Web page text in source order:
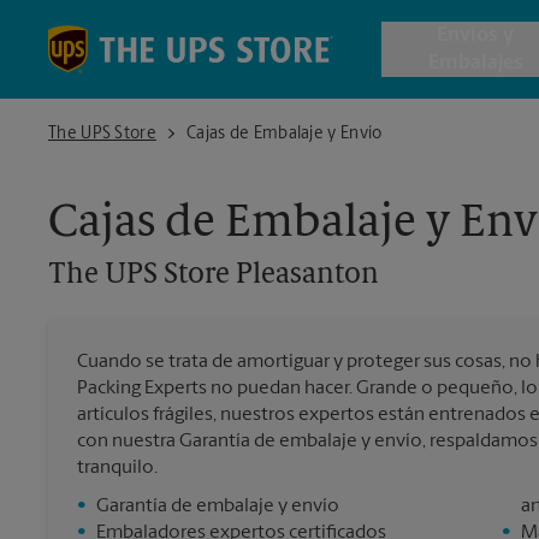
Cajas de
Envío
The UPS Store
The UPS Store PleasantonCajas de Embalaje y Envío
Cajas de Embalaje y
The UPS Store Pleasanton
Cuando se trata de amortiguar y proteger sus cosas, no
Packing Experts no puedan hacer. Grande o pequeño,
artículos frágiles, nuestros expertos están entrenados
con nuestra Garantía de embalaje y envío,
tranquilo.
• Garantía de embalaje y envío
•
Embaladores expertos certificados
•